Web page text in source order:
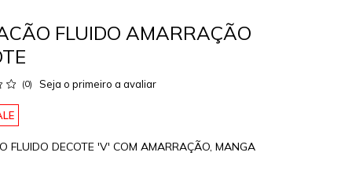
FLUIDO AMARRAÇÃO
(0) Seja o primeiro a avaliar
FLUIDO DECOTE 'V' COM AMARRAÇÃO, MANGA